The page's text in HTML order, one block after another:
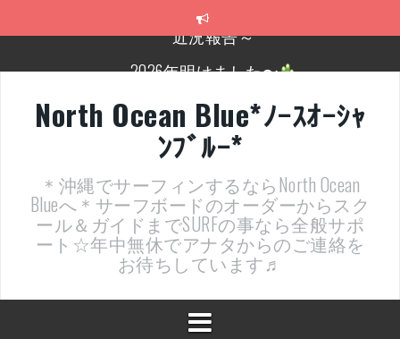
2026年明けました〜
近況報告ww
ヤッチマッターーーー！！！
支部長就任報告と支部予選・検定開催決定！
近況報告～
North Ocean Blue*ﾉｰｽｵｰｼｬ
ﾝﾌﾞﾙｰ*
＊沖縄でサーフィンするならNorth Ocean
Blueへ＊サーフボードのオーダーからスク
ール＆ガイドまでSURFの事なら全般サポ
ート☆年中無休でアナタからのご連絡を
お待ちしています♬